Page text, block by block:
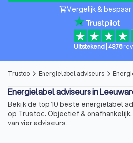
shopping_cartVergelijk &
Uitstekend| 4378
Trustoo arrow_forward_ios Energielabel adviseurs arrow_forward_ios
Energielabel adviseurs in
Bekijk de top 10 beste energielabel
op Trustoo. Objectief &
van vier adviseurs.